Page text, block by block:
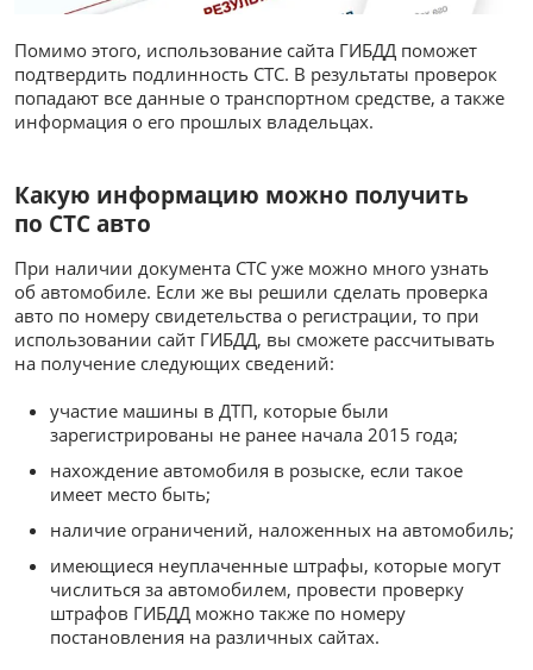
Помимо этого, использование сайта ГИБДД поможет
подтвердить подлинность СТС. В результаты проверок
попадают все данные о транспортном средстве, а также
информация о его прошлых владельцах.
Какую информацию можно получить
по СТС авто
При наличии документа СТС уже можно много узнать
об автомобиле. Если же вы решили сделать проверка
авто по номеру свидетельства о регистрации, то при
использовании сайт ГИБДД, вы сможете рассчитывать
на получение следующих сведений:
участие машины в ДТП, которые были
зарегистрированы не ранее начала 2015 года;
нахождение автомобиля в розыске, если такое
имеет место быть;
наличие ограничений, наложенных на автомобиль;
имеющиеся неуплаченные штрафы, которые могут
числиться за автомобилем, провести проверку
штрафов ГИБДД можно также по номеру
постановления на различных сайтах.